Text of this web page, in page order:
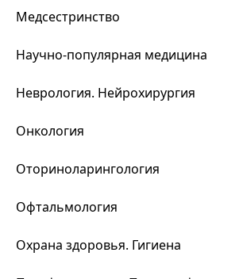
Медсестринство
Научно-популярная медицина
Неврология. Нейрохирургия
Онкология
Оториноларингология
Офтальмология
Охрана здоровья. Гигиена